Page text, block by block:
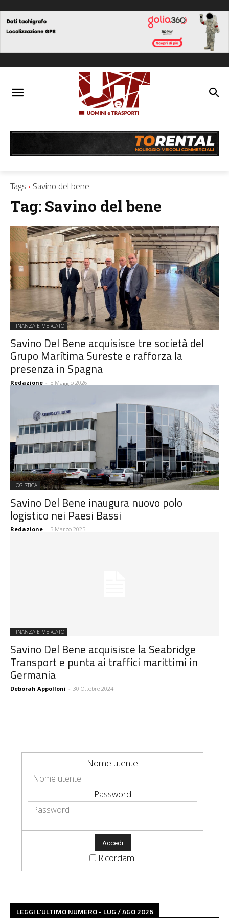
Tags Savino del bene
Tag: Savino del bene
FINANZA E MERCATO
Savino Del Bene acquisisce tre società del
Grupo Marítima Sureste e rafforza la
presenza in Spagna
Redazione - 5 Maggio 2026
LOGISTICA
Savino Del Bene inaugura nuovo polo
logistico nei Paesi Bassi
Redazione - 5 Marzo 2025
FINANZA E MERCATO
Savino Del Bene acquisisce la Seabridge
Transport e punta ai traffici marittimi in
Germania
Deborah Appolloni - 30 Ottobre 2024
Nome utente
Password
Ricordami
LEGGI L'ULTIMO NUMERO - LUG / AGO 2026